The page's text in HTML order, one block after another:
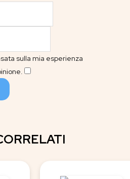
sulla mia esperienza